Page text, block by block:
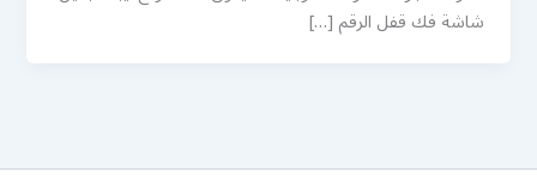
شاشة فك قفل الرقم […]